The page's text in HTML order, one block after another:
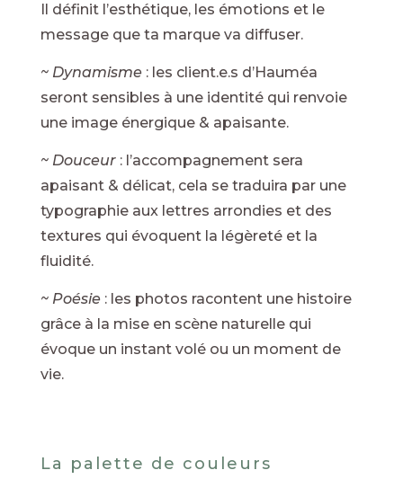
Il définit l’esthétique, les émotions et le
message que ta marque va diffuser.
~ Dynamisme : les client.e.s d’Hauméa
seront sensibles à une identité qui renvoie
une image énergique & apaisante.
~ Douceur : l’accompagnement sera
apaisant & délicat, cela se traduira par une
typographie aux lettres arrondies et des
textures qui évoquent la légèreté et la
fluidité.
~ Poésie : les photos racontent une histoire
grâce à la mise en scène naturelle qui
évoque un instant volé ou un moment de
vie.
La palette de couleurs